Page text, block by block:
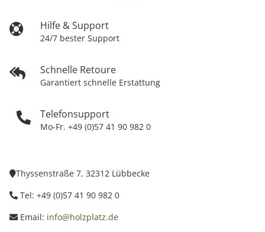
Hilfe & Support
24/7 bester Support
Schnelle Retoure
Garantiert schnelle Erstattung
Telefonsupport
Mo-Fr. +49 (0)57 41 90 982 0
Thyssenstraße 7, 32312 Lübbecke
Tel: +49 (0)57 41 90 982 0
Email: info@holzplatz.de